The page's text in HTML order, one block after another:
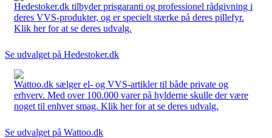
Hedestoker.dk tilbyder prisgaranti og professionel rådgivning i
deres VVS-produkter, og er specielt stærke på deres pillefyr.
Klik her for at se deres udvalg.
Se udvalget på Hedestoker.dk
Wattoo.dk sælger el- og VVS-artikler til både private og
erhverv. Med over 100.000 varer på hylderne skulle der være
noget til enhver smag. Klik her for at se deres udvalg.
Se udvalget på Wattoo.dk